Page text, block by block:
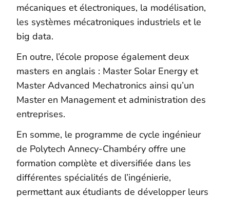
mécaniques et électroniques, la modélisation,
les systèmes mécatroniques industriels et le
big data.
En outre, l’école propose également deux
masters en anglais : Master Solar Energy et
Master Advanced Mechatronics ainsi qu’un
Master en Management et administration des
entreprises.
En somme, le programme de cycle ingénieur
de Polytech Annecy-Chambéry offre une
formation complète et diversifiée dans les
différentes spécialités de l’ingénierie,
permettant aux étudiants de développer leurs